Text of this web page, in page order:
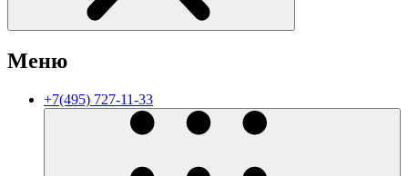
Меню
+7(495) 727-11-33